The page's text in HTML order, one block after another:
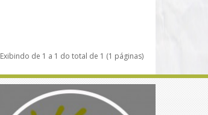
Exibindo de 1 a 1 do total de 1 (1 páginas)